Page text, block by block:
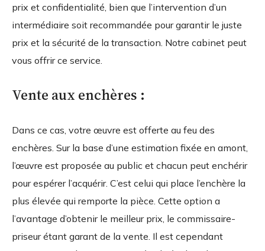
prix et confidentialité, bien que l’intervention d’un
intermédiaire soit recommandée pour garantir le juste
prix et la sécurité de la transaction. Notre cabinet peut
vous offrir ce service.
Vente aux enchères :
Dans ce cas, votre œuvre est offerte au feu des
enchères. Sur la base d’une estimation fixée en amont,
l’œuvre est proposée au public et chacun peut enchérir
pour espérer l’acquérir. C’est celui qui place l’enchère la
plus élevée qui remporte la pièce. Cette option a
l’avantage d’obtenir le meilleur prix, le commissaire-
priseur étant garant de la vente. Il est cependant